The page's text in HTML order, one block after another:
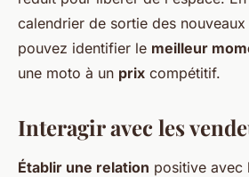
calendrier de sortie des
pouvez identifier le meilleur
une moto à un prix compétitif.
Interagir avec les
Établir une relation positive avec